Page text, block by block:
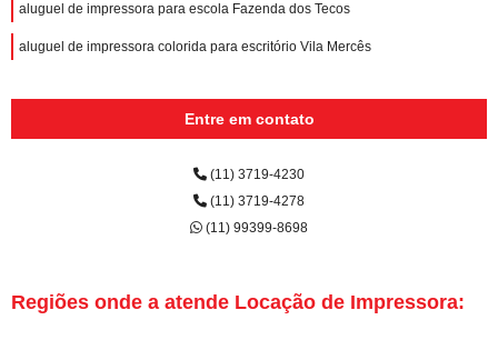
aluguel de impressora para escola Fazenda dos Tecos
aluguel de impressora colorida para escritório Vila Mercês
Entre em contato
(11) 3719-4230
(11) 3719-4278
(11) 99399-8698
Regiões onde a atende Locação de Impressora: